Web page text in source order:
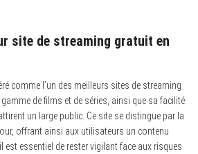
site de streaming gratuit en
comme l’un des meilleurs sites de streaming
de films et de séries, ainsi que sa facilité
un large public. Ce site se distingue par la
offrant ainsi aux utilisateurs un contenu
est essentiel de rester vigilant face aux risques